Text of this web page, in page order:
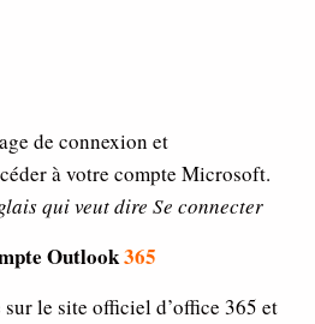
de connexion et
à votre compte Microsoft.
qui veut dire Se connecter
Outlook365
le site officiel d’office 365 et